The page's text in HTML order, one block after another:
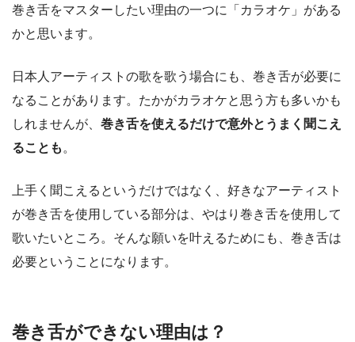
巻き舌をマスターしたい理由の一つに「カラオケ」がある
かと思います。
日本人アーティストの歌を歌う場合にも、巻き舌が必要に
なることがあります。たかがカラオケと思う方も多いかも
しれませんが、 巻き舌を使えるだけで意外とうまく聞こえ
ることも 。
上手く聞こえるというだけではなく、好きなアーティスト
が巻き舌を使用している部分は、やはり巻き舌を使用して
歌いたいところ。そんな願いを叶えるためにも、巻き舌は
必要ということになります。
巻き舌ができない理由は？